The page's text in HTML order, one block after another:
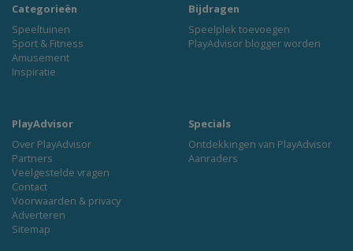
Categorieën
Speeltuinen
Sport & Fitness
Amusement
Inspiratie
Bijdragen
Speelplek toevoegen
PlayAdvisor blogger worden
PlayAdvisor
Over PlayAdvisor
Partners
Veelgestelde vragen
Contact
Voorwaarden & privacy
Adverteren
Sitemap
Specials
Ontdekkingen van PlayAdvisor
Aanraders